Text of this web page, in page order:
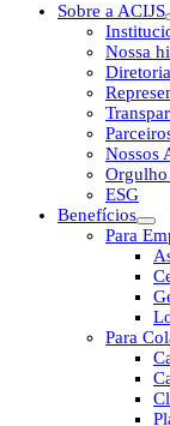
Sobre a ACIJS
Nossa
Diretoria
Nossos
Orgulho
ESG
Benefícios
Para
Para